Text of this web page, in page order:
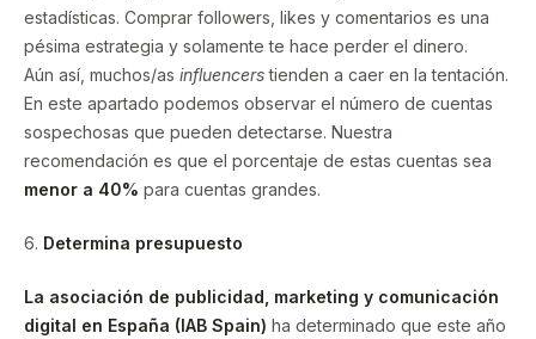
estadísticas. Comprar followers, likes y comentarios es una
pésima estrategia y solamente te hace perder el dinero.
Aún así, muchos/as influencerstienden a caer en la tentación.
En este apartado podemos observar el número de cuentas
sospechosas que pueden detectarse. Nuestra
recomendación es que el porcentaje de estas cuentas sea
menor a 40% para cuentas grandes.
6. Determina presupuesto
La asociación de publicidad, marketing y comunicación
digital en España (IAB Spain) ha determinado que este año